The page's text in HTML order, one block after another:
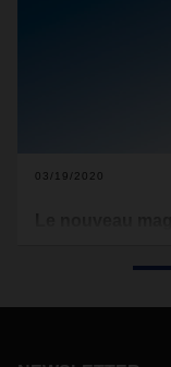
03/19/2020